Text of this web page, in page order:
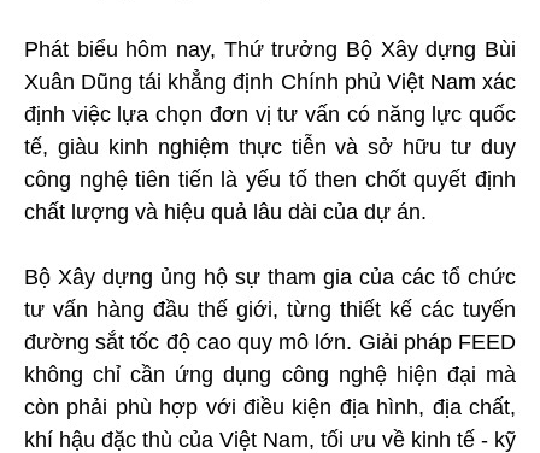
Phát biểu hôm nay, Thứ trưởng Bộ Xây dựng Bùi
Xuân Dũng tái khẳng định Chính phủ Việt Nam xác
định việc lựa chọn đơn vị tư vấn có năng lực quốc
tế, giàu kinh nghiệm thực tiễn và sở hữu tư duy
công nghệ tiên tiến là yếu tố then chốt quyết định
chất lượng và hiệu quả lâu dài của dự án.
Bộ Xây dựng ủng hộ sự tham gia của các tổ chức
tư vấn hàng đầu thế giới, từng thiết kế các tuyến
đường sắt tốc độ cao quy mô lớn. Giải pháp FEED
không chỉ cần ứng dụng công nghệ hiện đại mà
còn phải phù hợp với điều kiện địa hình, địa chất,
khí hậu đặc thù của Việt Nam, tối ưu về kinh tế - kỹ